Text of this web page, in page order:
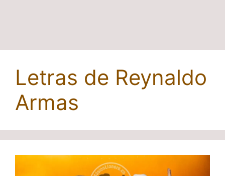
Letras de Reynaldo
Armas